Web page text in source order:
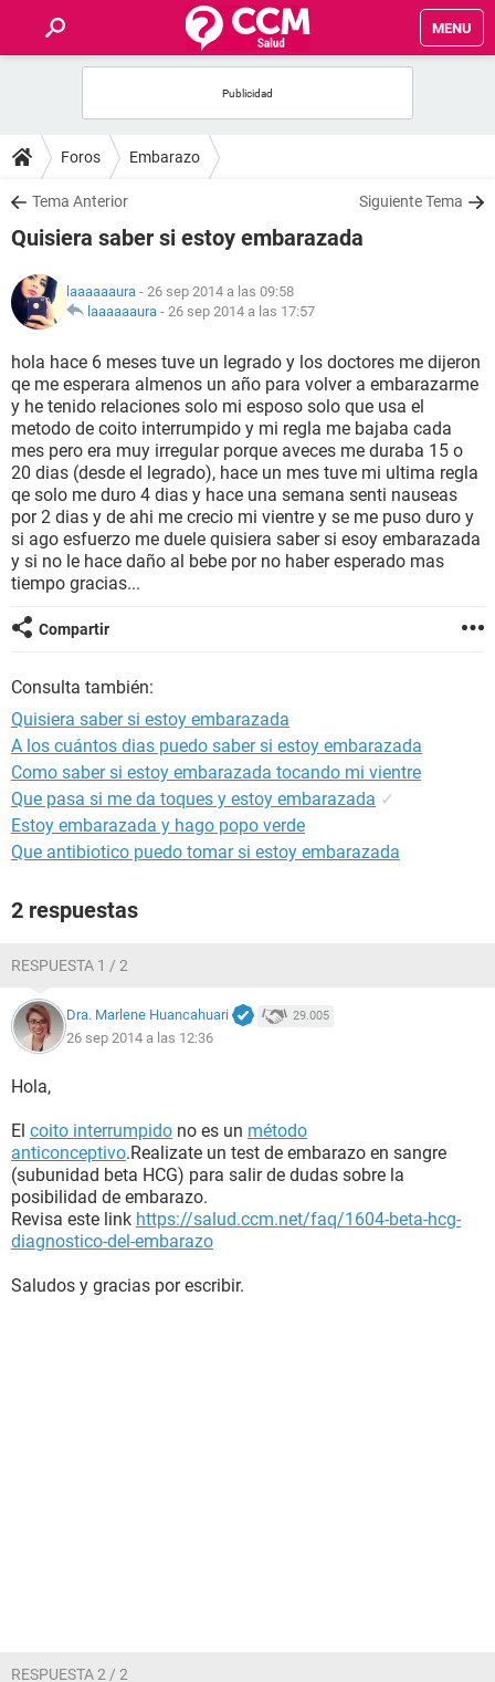
MENU
FOROS
SALUD
FAMILIA
NUTRICIÓN
BIENESTAR
SEXUALIDAD
GLOSARIO
Foros Embarazo
Tema Anterior Siguiente Tema
Quisiera saber si estoy embarazada
laaaaaaura - 26 sep 2014 a las 09:58
laaaaaaura - 26 sep 2014 a las 17:57
hola hace 6 meses tuve un legrado y los doctores me dijeron
qe me esperara almenos un año para volver a embarazarme
y he tenido relaciones solo mi esposo solo que usa el
metodo de coito interrumpido y mi regla me bajaba cada
mes pero era muy irregular porque aveces me duraba 15 o
20 dias (desde el legrado), hace un mes tuve mi ultima regla
qe solo me duro 4 dias y hace una semana senti nauseas
por 2 dias y de ahi me crecio mi vientre y se me puso duro y
si ago esfuerzo me duele quisiera saber si esoy embarazada
y si no le hace daño al bebe por no haber esperado mas
tiempo gracias...
Compartir
Consulta también:
Quisiera saber si estoy embarazada
A los cuántos dias puedo saber si estoy embarazada
Como saber si estoy embarazada tocando mi vientre
Que pasa si me da toques y estoy embarazada ✓
Estoy embarazada y hago popo verde
Que antibiotico puedo tomar si estoy embarazada
2 respuestas
RESPUESTA 1 / 2
Dra. Marlene Huancahuari 29.005
26 sep 2014 a las 12:36
Hola,
El coito interrumpido no es un método
anticonceptivo.Realizate un test de embarazo en sangre
(subunidad beta HCG) para salir de dudas sobre la
posibilidad de embarazo.
Revisa este link https://salud.ccm.net/faq/1604-beta-hcg-
diagnostico-del-embarazo
Saludos y gracias por escribir.
RESPUESTA 2 / 2